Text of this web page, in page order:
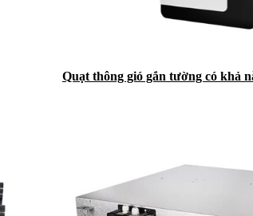
Quạt thông gió gắn tường có khả